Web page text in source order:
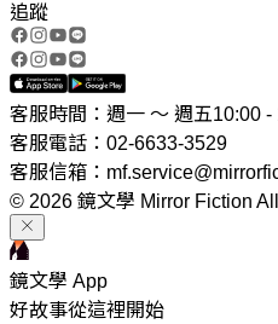
追蹤
客服時間：週一 ～ 週五10:00 -
客服電話：02-6633-3529
客服信箱：
© 2026 鏡文學 Mirror Fiction
鏡文學 App
好故事從這裡開始